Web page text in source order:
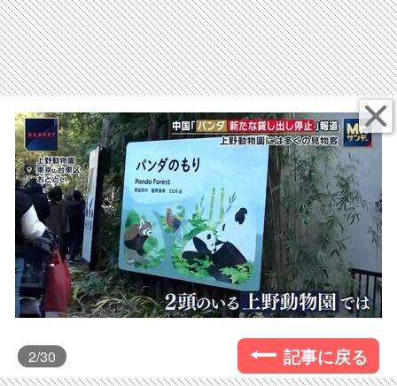
2/30 記事に戻る